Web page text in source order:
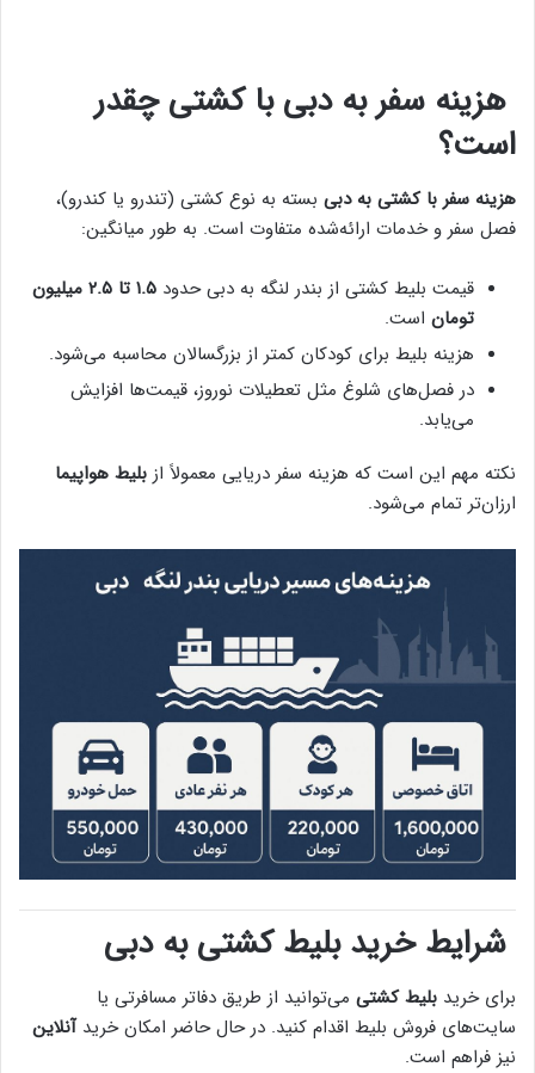
هزینه سفر به دبی با کشتی چقدر
است؟
هزینه سفر با کشتی به دبی بسته به نوع کشتی (تندرو یا کندرو)،
فصل سفر و خدمات ارائه‌شده متفاوت است. به طور میانگین:
قیمت بلیط کشتی از بندر لنگه به دبی حدود
۱.۵ تا ۲.۵ میلیون
تومان است.
هزینه بلیط برای کودکان کمتر از بزرگسالان محاسبه می‌شود.
در فصل‌های شلوغ مثل تعطیلات نوروز، قیمت‌ها افزایش
می‌یابد.
نکته مهم این است که هزینه سفر دریایی معمولاً از بلیط هواپیما
ارزان‌تر تمام می‌شود.
شرایط خرید بلیط کشتی به دبی
برای خرید بلیط کشتی می‌توانید از طریق دفاتر مسافرتی یا
سایت‌های فروش بلیط اقدام کنید. در حال حاضر امکان خریدآنلاین
نیز فراهم است.